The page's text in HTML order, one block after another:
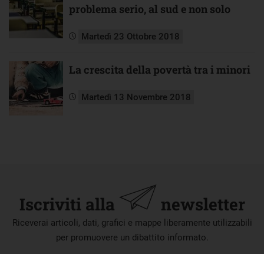
problema serio, al sud e non solo
Martedì 23 Ottobre 2018
La crescita della povertà tra i minori
Martedì 13 Novembre 2018
Iscriviti alla newsletter
Riceverai articoli, dati, grafici e mappe liberamente utilizzabili
per promuovere un dibattito informato.